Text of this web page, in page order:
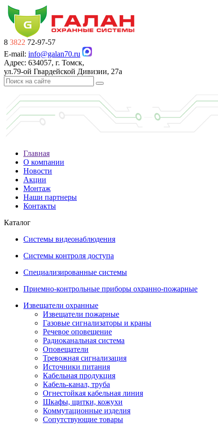
8 3822 72-97-57
E-mail: info@galan70.ru
Адрес: 634057, г. Томск,
ул.79-ой Гвардейской Дивизии, 27а
Главная
О компании
Новости
Акции
Монтаж
Наши партнеры
Контакты
Каталог
Системы видеонаблюдения
Системы контроля доступа
Специализированные системы
Приемно-контрольные приборы охранно-пожарные
Извещатели охранные
Извещатели пожарные
Газовые сигнализаторы и краны
Речевое оповещение
Радиоканальная система
Оповещатели
Тревожная сигнализация
Источники питания
Кабельная продукция
Кабель-канал, труба
Огнестойкая кабельная линия
Шкафы, щитки, кожухи
Коммутационные изделия
Сопутствующие товары